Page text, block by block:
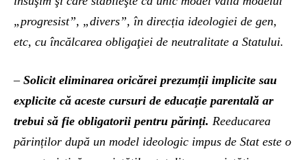
„progresist”, „divers”, în direcția ideologiei de gen,
etc, cu încălcarea obligaţiei de neutralitate a Statului.
– Solicit eliminarea oricărei prezumții implicite sau
explicite că aceste cursuri de educație parentală ar
trebui să fie obligatorii pentru părinți. Reeducarea
părinților după un model ideologic impus de Stat este o